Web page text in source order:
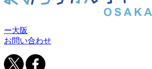
ー大阪
お問い合わせ